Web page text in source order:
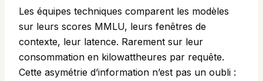
Les équipes techniques comparent les modèles
sur leurs scores MMLU, leurs fenêtres de
contexte, leur latence. Rarement sur leur
consommation en kilowattheures par requête.
Cette asymétrie d’information n’est pas un oubli :